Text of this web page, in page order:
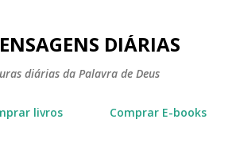
DIÁRIAS
diárias da Palavra de Deus
livros Comprar E-books